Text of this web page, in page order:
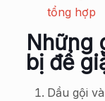
tổng hợp
Những
bị để
Dầu gội